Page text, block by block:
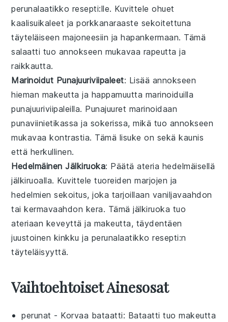
perunalaatikko resepti:lle. Kuvitteleohuet
kaalisuikaleet japorkkanaraaste sekoitettuna
täyteläiseen majoneesiin jahapankermaan. Tämä
salaatti tuo annokseen mukavaa rapeutta ja
raikkautta.
Marinoidut Punajuuriviipaleet: Lisää annokseen
hieman makeutta ja happamuutta marinoiduilla
punajuuriviipaleilla. Punajuuret marinoidaan
punaviinietikassa ja sokerissa, mikä tuo annokseen
mukavaa kontrastia. Tämä lisuke on sekä kaunis
että herkullinen.
Hedelmäinen Jälkiruoka: Päätä ateria hedelmäisellä
jälkiruoalla. Kuvitteletuoreiden marjojen ja
hedelmien sekoitus, joka tarjoillaan vaniljavaahdon
taikermavaahdon kera. Tämäjälkiruoka tuo
ateriaan keveyttä ja makeutta, täydentäen
juustoinen kinkku ja perunalaatikko resepti:n
täyteläisyyttä.
Vaihtoehtoiset Ainesosat
perunat - Korvaa bataatti: Bataatti tuo makeutta